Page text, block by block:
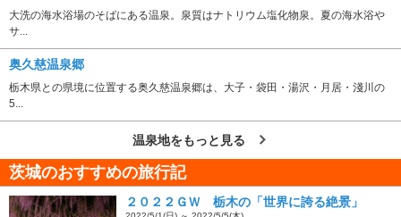
大洗の海水浴場のそばにある温泉。泉質はナトリウム塩化物泉。夏の海水浴や
サ...
奥久慈温泉郷
栃木県との県境に位置する奥久慈温泉郷は、大子・袋田・湯沢・月居・淺川の
5...
温泉地をもっと見る
茨城のおすすめの旅行記
２０２２ＧＷ 栃木の「世界に誇る絶景」